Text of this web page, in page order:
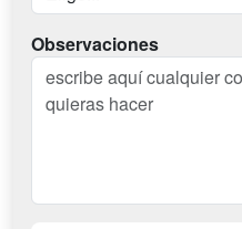
Observaciones